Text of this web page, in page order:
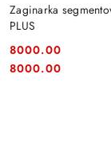
Zaginarka
PLUS
Cena:
8000.00
Cena:
8000.00